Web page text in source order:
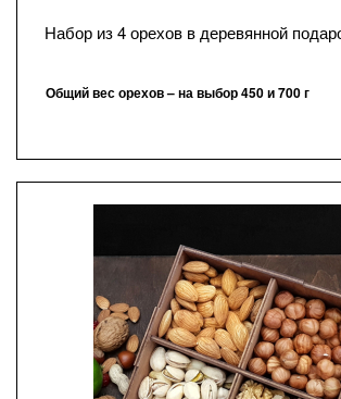
Набор из 4 орехов в деревянной
Общий вес орехов – на выбор 450 и 700 г